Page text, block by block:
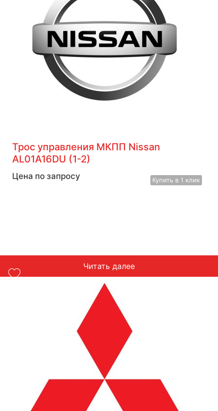
Трос управления МКПП Nissan
AL01A16DU (1-2)
Цена по запросу Купить в 1 клик
Читать далее